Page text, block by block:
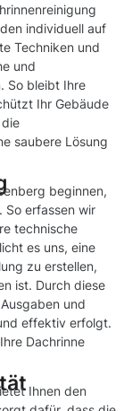
individuell auf
Techniken und
und
So bleibt Ihre
Ihr Gebäude
saubere Lösung
beginnen,
So erfassen wir
technische
es uns, eine
zu erstellen,
ist. Durch diese
und
effektiv erfolgt.
Dachrinne
Ihnen den